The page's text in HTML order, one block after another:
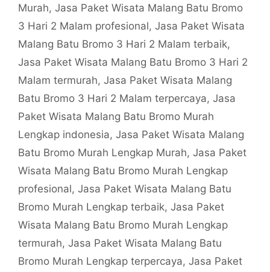
Murah, Jasa Paket Wisata Malang Batu Bromo
3 Hari 2 Malam profesional, Jasa Paket Wisata
Malang Batu Bromo 3 Hari 2 Malam terbaik,
Jasa Paket Wisata Malang Batu Bromo 3 Hari 2
Malam termurah, Jasa Paket Wisata Malang
Batu Bromo 3 Hari 2 Malam terpercaya, Jasa
Paket Wisata Malang Batu Bromo Murah
Lengkap indonesia, Jasa Paket Wisata Malang
Batu Bromo Murah Lengkap Murah, Jasa Paket
Wisata Malang Batu Bromo Murah Lengkap
profesional, Jasa Paket Wisata Malang Batu
Bromo Murah Lengkap terbaik, Jasa Paket
Wisata Malang Batu Bromo Murah Lengkap
termurah, Jasa Paket Wisata Malang Batu
Bromo Murah Lengkap terpercaya, Jasa Paket